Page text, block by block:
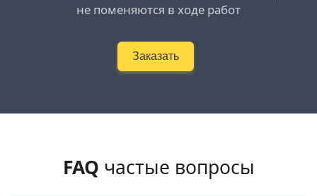
не поменяются в ходе работ
Заказать
FAQ частые вопросы